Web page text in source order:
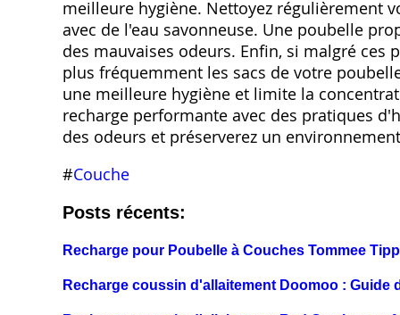
meilleure hygiène. Nettoyez régulièrement
avec de l'eau savonneuse. Une poubelle
des mauvaises odeurs. Enfin, si malgré ces
plus fréquemment les sacs de votre
une meilleure hygiène et limite la
recharge performante avec des pratiques
des odeurs et préserverez un
#Couche
Posts récents:
Recharge pour Poubelle à Couches Tommee
Recharge coussin d'allaitement Doomoo : Guide